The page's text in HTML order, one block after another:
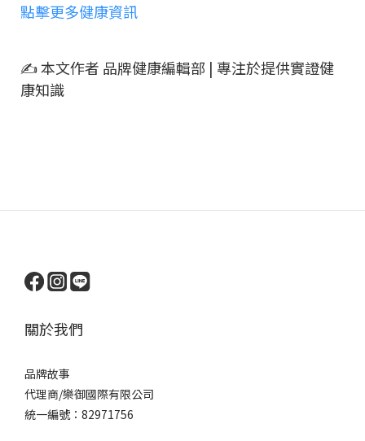
點擊更多健康資訊
✍ 本文作者 品牌健康編輯部 | 專注於提供實證健
康知識
關於我們
品牌故事
代理商/樂御國際有限公司
統一編號：82971756